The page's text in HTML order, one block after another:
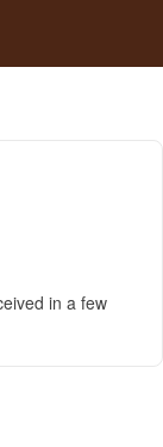
in a few